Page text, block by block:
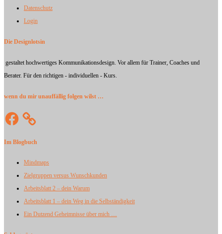
Datenschutz
Login
Die Designlotsin
gestaltet hochwertiges Kommunikationsdesign. Vor allem für Trainer, Coaches und
Berater. Für den richtigen - individuellen - Kurs.
wenn du mir unauffällig folgen wilst …
Facebook
Im Blogbuch
Mindmaps
Zielgruppen versus Wunschkunden
Arbeitsblatt 2 – dein Warum
Arbeitsblatt 1 – dein Weg in die Selbständigkeit
Ein Dutzend Geheimnisse über mich …